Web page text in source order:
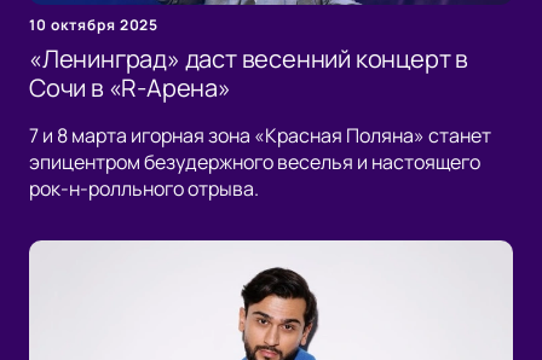
10 октября 2025
«Ленинград» даст весенний концерт в
Сочи в «R-Арена»
7 и 8 марта игорная зона «Красная Поляна» станет
эпицентром безудержного веселья и настоящего
рок-н-ролльного отрыва.